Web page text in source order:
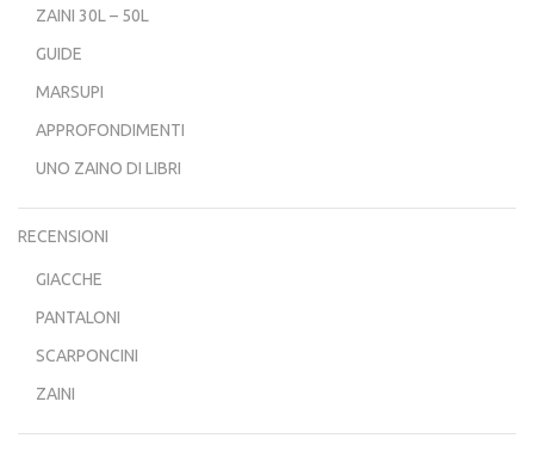
ZAINI 30L – 50L
GUIDE
MARSUPI
APPROFONDIMENTI
UNO ZAINO DI LIBRI
RECENSIONI
GIACCHE
PANTALONI
SCARPONCINI
ZAINI